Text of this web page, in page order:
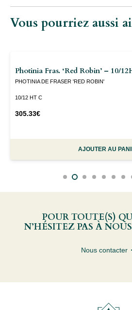
Vous pourriez
Photinia Fras. ‘Red Robin’ – 10/
PHOTINIA DE FRASER 'RED ROBIN'
10/12 HT C
305.33€
AJOUTER AU
POUR TOUTE(S)
N’HÉSITEZ PAS À
Nous contacter